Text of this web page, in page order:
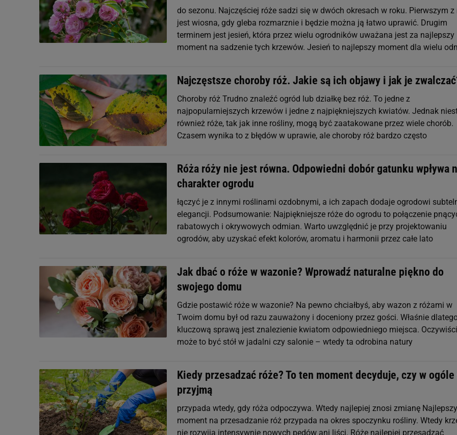
do sezonu. Najczęściej róże sadzi się w dwóch okresach w roku. Pierwszym z
jest wiosna, gdy gleba rozmarznie i będzie można ją łatwo uprawić. Drugim
terminem jest jesień, która przez wielu ogrodników uważana jest za najlepszy
moment na sadzenie tych krzewów. Jesień to najlepszy moment dla wielu
Najczęstsze choroby róż. Jakie są ich objawy i jak je
Choroby róż Trudno znaleźć ogród lub działkę bez róż. To jedne z
najpopularniejszych krzewów i jedne z najpiękniejszych kwiatów. Jednak
również róże, tak jak inne rośliny, mogą być zaatakowane przez wiele chorób.
Czasem wynika to z błędów w uprawie, ale choroby róż bardzo często
Róża róży nie jest równa. Odpowiedni dobór gatunku wpływa
charakter ogrodu
łączyć je z innymi roślinami ozdobnymi, a ich zapach dodaje ogrodowi
elegancji. Podsumowanie: Najpiękniejsze róże do ogrodu to połączenie
rabatowych i okrywowych odmian. Warto uwzględnić je przy projektowaniu
ogrodów, aby uzyskać efekt kolorów, aromatu i harmonii przez całe lato
Jak dbać o róże w wazonie? Wprowadź naturalne piękno do
swojego domu
Gdzie postawić róże w wazonie? Na pewno chciałbyś, aby wazon z różami w
Twoim domu był od razu zauważony i doceniony przez gości. Właśnie
kluczową sprawą jest znalezienie kwiatom odpowiedniego miejsca.
może to być stół w jadalni czy salonie – wtedy ta odrobina natury
Kiedy przesadzać róże? To ten moment decyduje, czy w
przyjmą
przypada wtedy, gdy róża odpoczywa. Wtedy najlepiej znosi zmianę Najlepszy
moment na przesadzanie róż przypada na okres spoczynku rośliny. Wtedy
nie rozwija intensywnie nowych pędów ani liści. Róże najlepiej przesadzać